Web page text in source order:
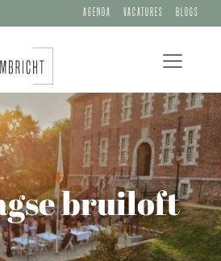
Agenda Vacatures Blogs
bruiloft